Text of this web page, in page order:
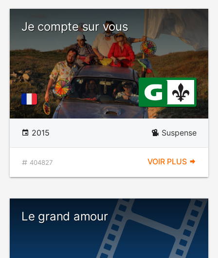
Je compte sur vous
2015 Suspense
404827 VOIR PLUS
Le grand amour